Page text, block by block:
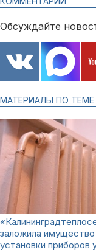
Обсуждайте
МАТЕРИАЛЫ ПО ТЕМЕ
заложила имущество
установки приборов